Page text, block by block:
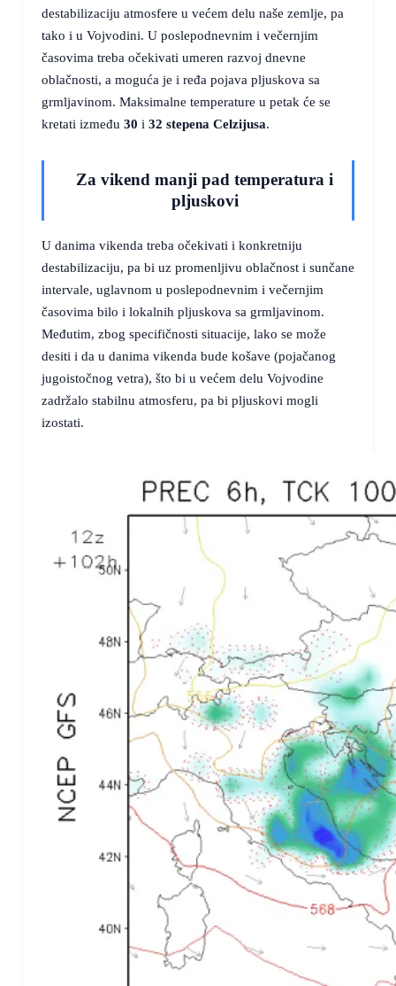
destabilizaciju atmosfere u većem delu naše zemlje, pa
tako i u Vojvodini. U poslepodnevnim i večernjim
časovima treba očekivati umeren razvoj dnevne
oblačnosti, a moguća je i ređa pojava pljuskova sa
grmljavinom. Maksimalne temperature u petak će se
kretati između 30 i 32 stepena Celzijusa.
Za vikend manji pad temperatura i
pljuskovi
U danima vikenda treba očekivati i konkretniju
destabilizaciju, pa bi uz promenljivu oblačnost i sunčane
intervale, uglavnom u poslepodnevnim i večernjim
časovima bilo i lokalnih pljuskova sa grmljavinom.
Međutim, zbog specifičnosti situacije, lako se može
desiti i da u danima vikenda bude košave (pojačanog
jugoistočnog vetra), što bi u većem delu Vojvodine
zadržalo stabilnu atmosferu, pa bi pljuskovi mogli
izostati.